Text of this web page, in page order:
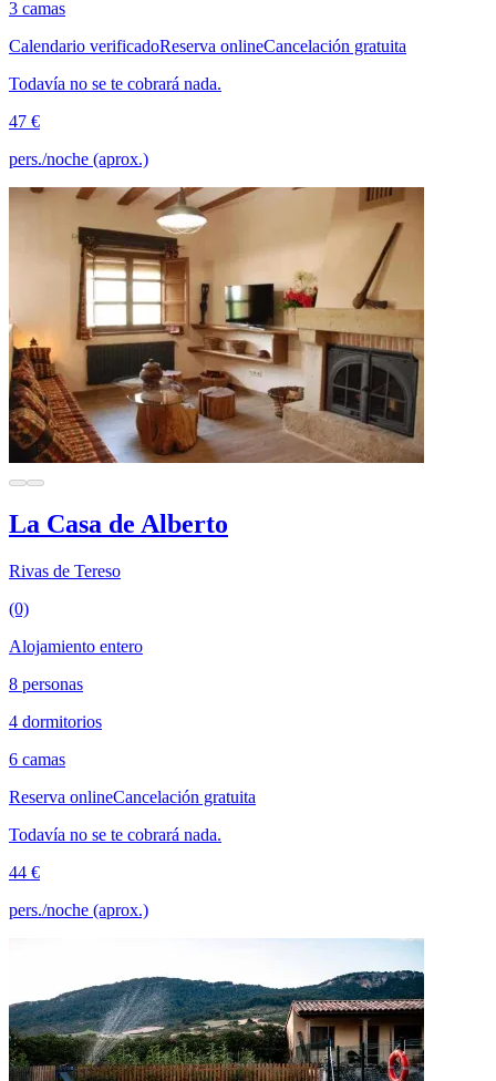
3 camas
Calendario verificadoReserva onlineCancelación gratuita
Todavía no se te cobrará nada.
47 €
pers./noche (aprox.)
La Casa de Alberto
Rivas de Tereso
(0)
Alojamiento entero
8 personas
4 dormitorios
6 camas
Reserva onlineCancelación gratuita
Todavía no se te cobrará nada.
44 €
pers./noche (aprox.)